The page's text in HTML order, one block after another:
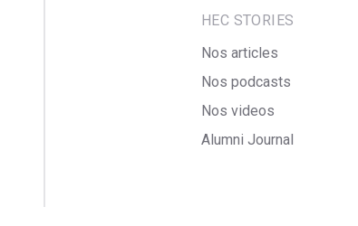
HEC STORIES
Nos articles
Nos podcasts
Nos videos
Alumni Journal